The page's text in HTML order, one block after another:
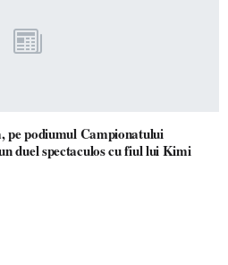
pe podiumul Campionatului
duel spectaculos cu fiul lui Kimi